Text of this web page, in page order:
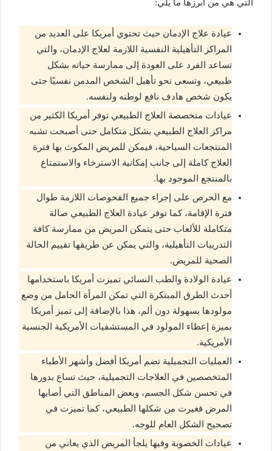
التي هي من أبرزها ما يلي:
عيادة علاج الإدمان حيث تحتوي أمريكا على العديد من
المراكز التأهيلية النفسية اللازمة لعلاج الإدمان، والتي
تساعد الفرد على العودة إلى ممارسة حياته بشكل
طبيعي، وتسعى نحو تأهيل الشخص المدمن نفسيًا حتى
يكون شخص هادف نافع لوطنه ولنفسه.
عيادات متخصصة العلاج الطبيعي توفر أمريكا الكثير من
مراكز العلاج الطبيعي بشكل متكامل حتى أصبحت تشبه
المنتجعات السياحية، فيمكن للمريض المكوث بها فترة
العلاج كاملة إلى جانب إمكانية الاسترخاء والاستمتاع
بالمنتجع الموجود بها.
مع الحرص على إجراء جميع الفحوصات اللازمة طوال
فترة الإقامة، كما توفر عيادة العلاج الطبيعي صالة
متكاملة للألعاب حتى يتمكن المريض من ممارسة كافة
التدريبات التأهيلية، والتي يمكن عن طريقها تقييم الحالة
الصحية للمريض.
عيادة الولادة والطب النسائي تميزت أمريكا باستخدامها
أحدث الطرق المبتكرة التي تمكن المرأة الحامل من وضع
مولودها بسهولة دون ألم، هذا بالإضافة إلى تميز أمريكا
بميزة إعطاء المولود في المستشفيات الأمريكية الجنسية
الأمريكية.
العمليات التجميلية تضم أمريكا أفضل وأشهر الأطباء
المتخصصين في العلاجات التجميلية، حيث تساع بدورها
في تحسن شكل الجسم، وبعض المناطق التي أصابها
المرض فغيرت من شكلها الطبيعي، كما تميزت في
تصحيح الشكل العام للوجه.
عيادات الخصوبة وفيها يلجأ المريض الذي يعاني من